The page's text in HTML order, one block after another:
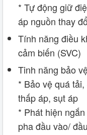
* Tự động giữ
áp nguồn thay
Tính năng điều
cảm biến (SVC)
Tinh năng bảo
* Bảo vệ quá
thấp áp, sụt áp
* Phát hiện
pha đầu vào/